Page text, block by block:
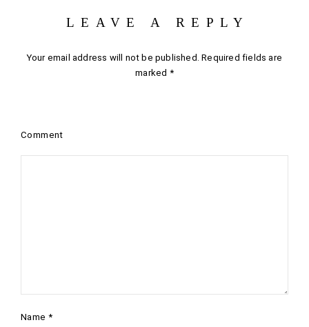
LEAVE A REPLY
Your email address will not be published. Required fields are
marked *
Comment
Name *